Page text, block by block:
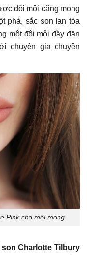
đôi môi căng mọng
phá, sắc son lan tỏa
một đôi môi đầy đặn
chuyên gia chuyên
Pink cho môi mọng
son Charlotte Tilbury